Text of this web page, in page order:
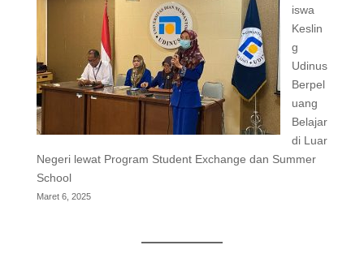
iswa
Keslin
g
Udinus
Berpel
uang
Belajar
di Luar
Negeri lewat Program Student Exchange dan Summer
School
Maret 6, 2025